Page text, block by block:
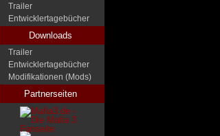
Trailer
Entwicklertagebücher
Downloads
Trailer
Entwicklertagebücher
Modifikationen (Mods)
Partnerseiten